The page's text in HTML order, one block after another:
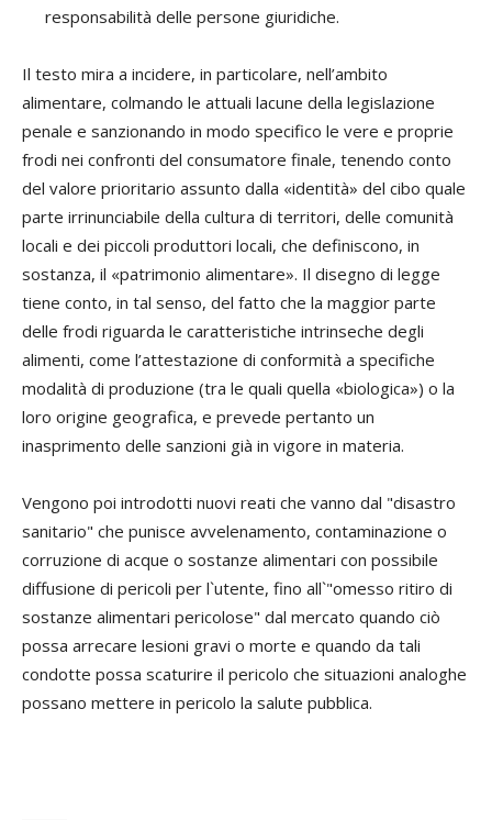
responsabilità delle persone giuridiche.
Il testo mira a incidere, in particolare, nell’ambito
alimentare, colmando le attuali lacune della legislazione
penale e sanzionando in modo specifico le vere e proprie
frodi nei confronti del consumatore finale, tenendo conto
del valore prioritario assunto dalla «identità» del cibo quale
parte irrinunciabile della cultura di territori, delle comunità
locali e dei piccoli produttori locali, che definiscono, in
sostanza, il «patrimonio alimentare». Il disegno di legge
tiene conto, in tal senso, del fatto che la maggior parte
delle frodi riguarda le caratteristiche intrinseche degli
alimenti, come l’attestazione di conformità a specifiche
modalità di produzione (tra le quali quella «biologica») o la
loro origine geografica, e prevede pertanto un
inasprimento delle sanzioni già in vigore in materia.
Vengono poi introdotti nuovi reati che vanno dal "disastro
sanitario" che punisce avvelenamento, contaminazione o
corruzione di acque o sostanze alimentari con possibile
diffusione di pericoli per l`utente, fino all`"omesso ritiro di
sostanze alimentari pericolose" dal mercato quando ciò
possa arrecare lesioni gravi o morte e quando da tali
condotte possa scaturire il pericolo che situazioni analoghe
possano mettere in pericolo la salute pubblica.